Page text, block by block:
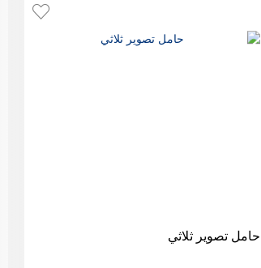
حامل تصوير ثلاثي